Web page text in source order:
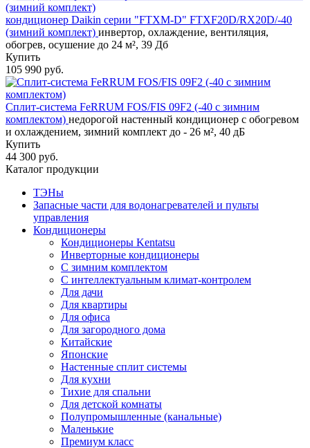
кондиционер Daikin серии "FTXM-D" FTXF20D/RX20D/-40
(зимний комплект) инвертор, охлаждение, вентиляция,
обогрев, осушение до 24 м², 39 Дб
Купить
105 990 руб.
Сплит-система FeRRUM FOS/FIS 09F2 (-40 с зимним
комплектом) недорогой настенный кондиционер с обогревом
и охлаждением, зимний комплект до - 26 м², 40 дБ
Купить
44 300 руб.
Каталог продукции
ТЭНы
Запасные части для водонагревателей и пульты
управления
Кондиционеры
Кондиционеры Kentatsu
Инверторные кондиционеры
С зимним комплектом
С интеллектуальным климат-контролем
Для дачи
Для квартиры
Для офиса
Для загородного дома
Китайские
Японские
Настенные сплит системы
Для кухни
Тихие для спальни
Для детской комнаты
Полупромышленные (канальные)
Маленькие
Премиум класс